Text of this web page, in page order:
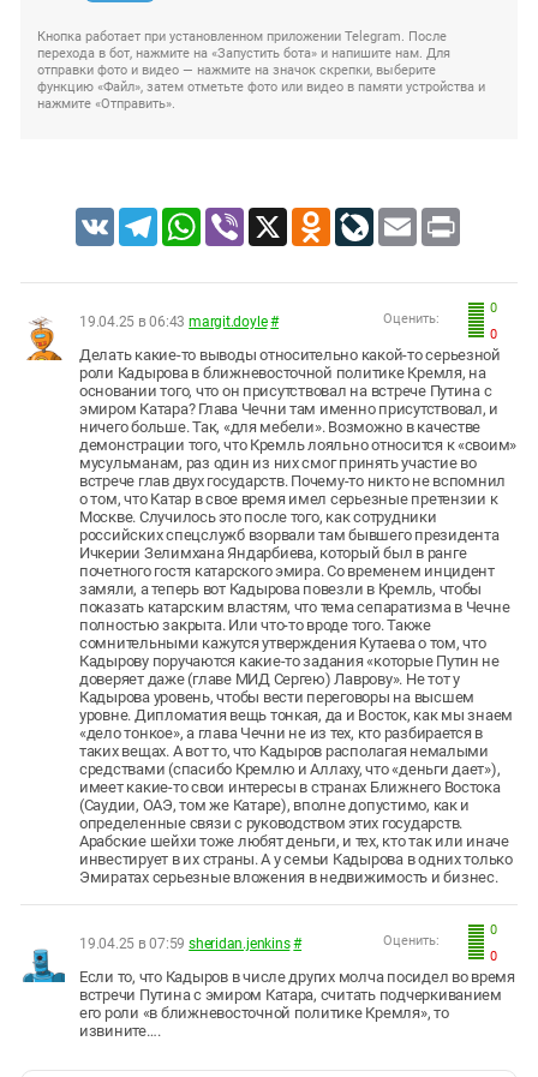
Кнопка работает при установленном приложении Telegram. После
перехода в бот, нажмите на «Запустить бота» и напишите нам. Для
отправки фото и видео — нажмите на значок скрепки, выберите
функцию «Файл», затем отметьте фото или видео в памяти устройства и
нажмите «Отправить».
VK TelegramWhatsApp
Viber X Odnoklassniki
LiveJournal
Email Print
0
0
Оценить:
19.04.25 в 06:43 margit.doyle #
Делать какие-то выводы относительно какой-то серьезной
роли Кадырова в ближневосточной политике Кремля, на
основании того, что он присутствовал на встрече Путина с
эмиром Катара? Глава Чечни там именно присутствовал, и
ничего больше. Так, «для мебели». Возможно в качестве
демонстрации того, что Кремль лояльно относится к «своим»
мусульманам, раз один из них смог принять участие во
встрече глав двух государств. Почему-то никто не вспомнил
о том, что Катар в свое время имел серьезные претензии к
Москве. Случилось это после того, как сотрудники
российских спецслужб взорвали там бывшего президента
Ичкерии Зелимхана Яндарбиева, который был в ранге
почетного гостя катарского эмира. Со временем инцидент
замяли, а теперь вот Кадырова повезли в Кремль, чтобы
показать катарским властям, что тема сепаратизма в Чечне
полностью закрыта. Или что-то вроде того. Также
сомнительными кажутся утверждения Кутаева о том, что
Кадырову поручаются какие-то задания «которые Путин не
доверяет даже (главе МИД Сергею) Лаврову». Не тот у
Кадырова уровень, чтобы вести переговоры на высшем
уровне. Дипломатия вещь тонкая, да и Восток, как мы знаем
«дело тонкое», а глава Чечни не из тех, кто разбирается в
таких вещах. А вот то, что Кадыров располагая немалыми
средствами (спасибо Кремлю и Аллаху, что «деньги дает»),
имеет какие-то свои интересы в странах Ближнего Востока
(Саудии, ОАЭ, том же Катаре), вполне допустимо, как и
определенные связи с руководством этих государств.
Арабские шейхи тоже любят деньги, и тех, кто так или иначе
инвестирует в их страны. А у семьи Кадырова в одних только
Эмиратах серьезные вложения в недвижимость и бизнес.
0
0
Оценить:
19.04.25 в 07:59 sheridan.jenkins #
Если то, что Кадыров в числе других молча посидел во время
встречи Путина с эмиром Катара, считать подчеркиванием
его роли «в ближневосточной политике Кремля», то
извините….